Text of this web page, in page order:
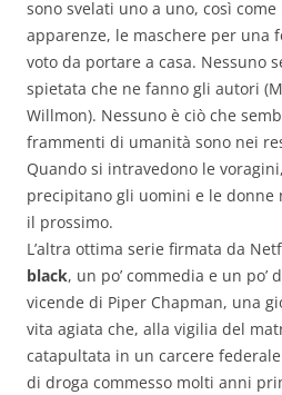
sono svelati uno a uno, così come
apparenze, le maschere per una
voto da portare a casa. Nessuno
spietata che ne fanno gli autori
Willmon). Nessuno è ciò che
frammenti di umanità sono nei
Quando si intravedono le
precipitano gli uomini e le donne
il prossimo.
L’altra ottima serie firmata da
black, un po’ commedia e un po’
vicende di Piper Chapman, una
vita agiata che, alla vigilia del
catapultata in un carcere
di droga commesso molti anni